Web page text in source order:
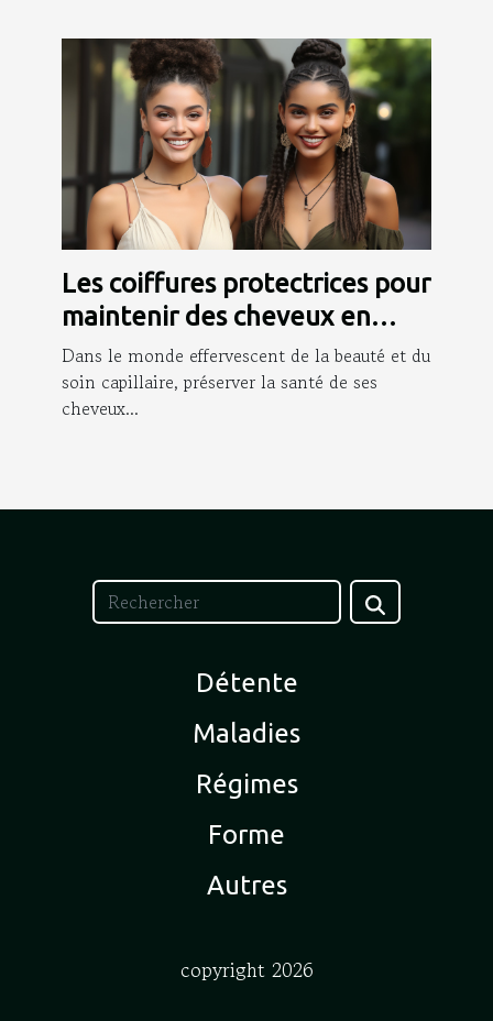
Les coiffures protectrices pour
maintenir des cheveux en
bonne santé
Dans le monde effervescent de la beauté et du
soin capillaire, préserver la santé de ses
cheveux...
Détente
Maladies
Régimes
Forme
Autres
copyright 2026